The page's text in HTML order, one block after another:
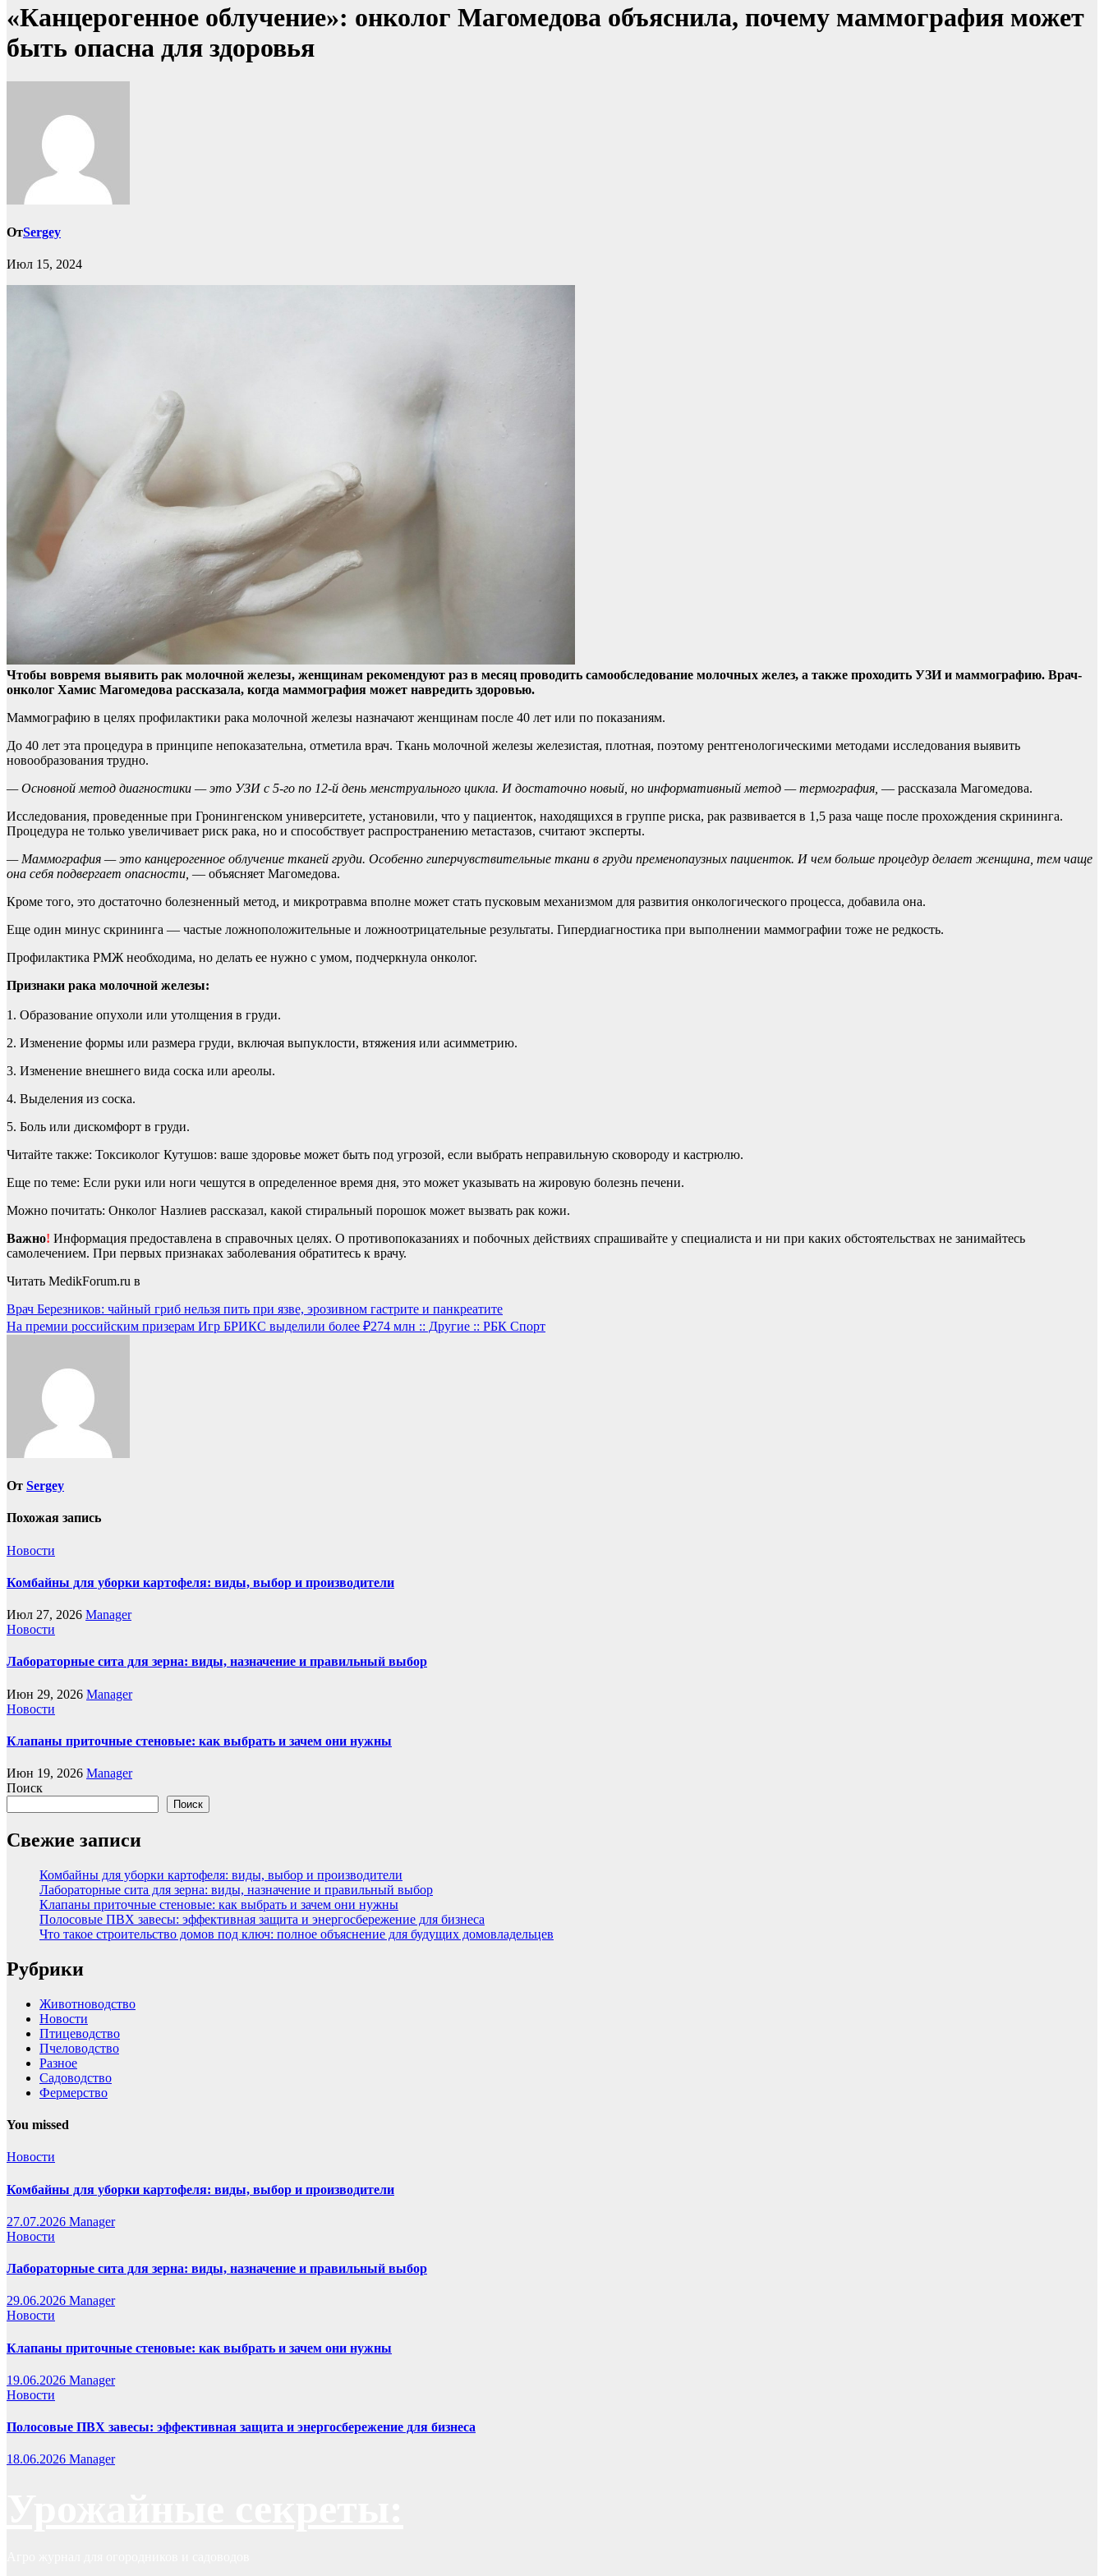
«Канцерогенное облучение»: онколог Магомедова объяснила, почему маммография может
быть опасна для здоровья
ОтSergey
Июл 15, 2024
Чтобы вовремя выявить рак молочной железы, женщинам рекомендуют раз в месяц проводить самообследование молочных желез, а также проходить УЗИ и маммографию. Врач-
онколог Хамис Магомедова рассказала, когда маммография может навредить здоровью.
Маммографию в целях профилактики рака молочной железы назначают женщинам после 40 лет или по показаниям.
До 40 лет эта процедура в принципе непоказательна, отметила врач. Ткань молочной железы железистая, плотная, поэтому рентгенологическими методами исследования выявить
новообразования трудно.
— Основной метод диагностики — это УЗИ с 5-го по 12-й день менструального цикла. И достаточно новый, но информативный метод — термография, — рассказала Магомедова.
Исследования, проведенные при Гронингенском университете, установили, что у пациенток, находящихся в группе риска, рак развивается в 1,5 раза чаще после прохождения скрининга.
Процедура не только увеличивает риск рака, но и способствует распространению метастазов, считают эксперты.
— Маммография — это канцерогенное облучение тканей груди. Особенно гиперчувствительные ткани в груди пременопаузных пациенток. И чем больше процедур делает женщина, тем чаще
она себя подвергает опасности, — объясняет Магомедова.
Кроме того, это достаточно болезненный метод, и микротравма вполне может стать пусковым механизмом для развития онкологического процесса, добавила она.
Еще один минус скрининга — частые ложноположительные и ложноотрицательные результаты. Гипердиагностика при выполнении маммографии тоже не редкость.
Профилактика РМЖ необходима, но делать ее нужно с умом, подчеркнула онколог.
Признаки рака молочной железы:
1. Образование опухоли или утолщения в груди.
2. Изменение формы или размера груди, включая выпуклости, втяжения или асимметрию.
3. Изменение внешнего вида соска или ареолы.
4. Выделения из соска.
5. Боль или дискомфорт в груди.
Читайте также: Токсиколог Кутушов: ваше здоровье может быть под угрозой, если выбрать неправильную сковороду и кастрюлю.
Еще по теме: Если руки или ноги чешутся в определенное время дня, это может указывать на жировую болезнь печени.
Можно почитать: Онколог Назлиев рассказал, какой стиральный порошок может вызвать рак кожи.
Важно! Информация предоставлена в справочных целях. О противопоказаниях и побочных действиях спрашивайте у специалиста и ни при каких обстоятельствах не занимайтесь
самолечением. При первых признаках заболевания обратитесь к врачу.
Читать MedikForum.ru в
Навигация
по
Врач Березников: чайный гриб нельзя пить при язве, эрозивном гастрите и панкреатите
На премии российским призерам Игр БРИКС выделили более ₽274 млн :: Другие :: РБК Спорт
От Sergey
Похожая запись
Новости
Комбайны для уборки картофеля: виды, выбор и производители
Июл 27, 2026 Manager
Новости
Лабораторные сита для зерна: виды, назначение и правильный выбор
Июн 29, 2026 Manager
Новости
Клапаны приточные стеновые: как выбрать и зачем они нужны
Июн 19, 2026 Manager
Поиск
Поиск
Свежие записи
Комбайны для уборки картофеля: виды, выбор и производители
Лабораторные сита для зерна: виды, назначение и правильный выбор
Клапаны приточные стеновые: как выбрать и зачем они нужны
Полосовые ПВХ завесы: эффективная защита и энергосбережение для бизнеса
Что такое строительство домов под ключ: полное объяснение для будущих домовладельцев
Рубрики
Животноводство
Новости
Птицеводство
Пчеловодство
Разное
Садоводство
Фермерство
You missed
Новости
Комбайны для уборки картофеля: виды, выбор и производители
27.07.2026 Manager
Новости
Лабораторные сита для зерна: виды, назначение и правильный выбор
29.06.2026 Manager
Новости
Клапаны приточные стеновые: как выбрать и зачем они нужны
19.06.2026 Manager
Новости
Полосовые ПВХ завесы: эффективная защита и энергосбережение для бизнеса
18.06.2026 Manager